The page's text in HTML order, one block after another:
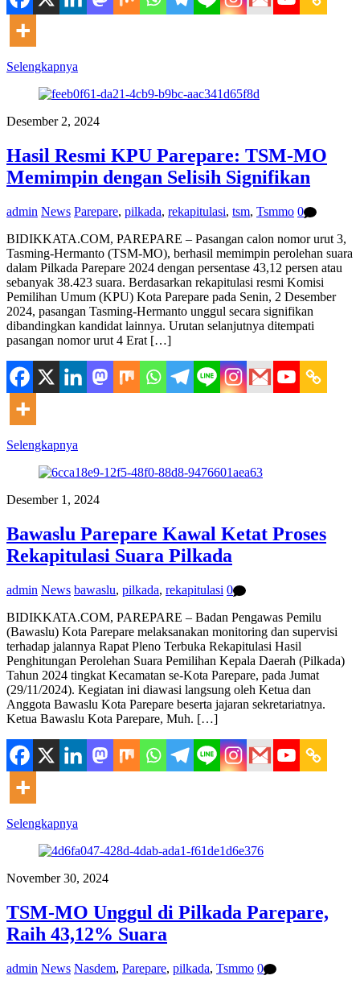
Selengkapnya
Desember 2, 2024
Hasil Resmi KPU Parepare: TSM-MO
Memimpin dengan Selisih Signifikan
admin News Parepare, pilkada, rekapitulasi, tsm, Tsmmo 0
BIDIKKATA.COM, PAREPARE – Pasangan calon nomor urut 3,
Tasming-Hermanto (TSM-MO), berhasil memimpin perolehan suara
dalam Pilkada Parepare 2024 dengan persentase 43,12 persen atau
sebanyak 38.423 suara. Berdasarkan rekapitulasi resmi Komisi
Pemilihan Umum (KPU) Kota Parepare pada Senin, 2 Desember
2024, pasangan Tasming-Hermanto unggul secara signifikan
dibandingkan kandidat lainnya. Urutan selanjutnya ditempati
pasangan nomor urut 4 Erat […]
Selengkapnya
Desember 1, 2024
Bawaslu Parepare Kawal Ketat Proses
Rekapitulasi Suara Pilkada
admin News bawaslu, pilkada, rekapitulasi 0
BIDIKKATA.COM, PAREPARE – Badan Pengawas Pemilu
(Bawaslu) Kota Parepare melaksanakan monitoring dan supervisi
terhadap jalannya Rapat Pleno Terbuka Rekapitulasi Hasil
Penghitungan Perolehan Suara Pemilihan Kepala Daerah (Pilkada)
Tahun 2024 tingkat Kecamatan se-Kota Parepare, pada Jumat
(29/11/2024). Kegiatan ini diawasi langsung oleh Ketua dan
Anggota Bawaslu Kota Parepare beserta jajaran sekretariatnya.
Ketua Bawaslu Kota Parepare, Muh. […]
Selengkapnya
November 30, 2024
TSM-MO Unggul di Pilkada Parepare,
Raih 43,12% Suara
admin News Nasdem, Parepare, pilkada, Tsmmo 0